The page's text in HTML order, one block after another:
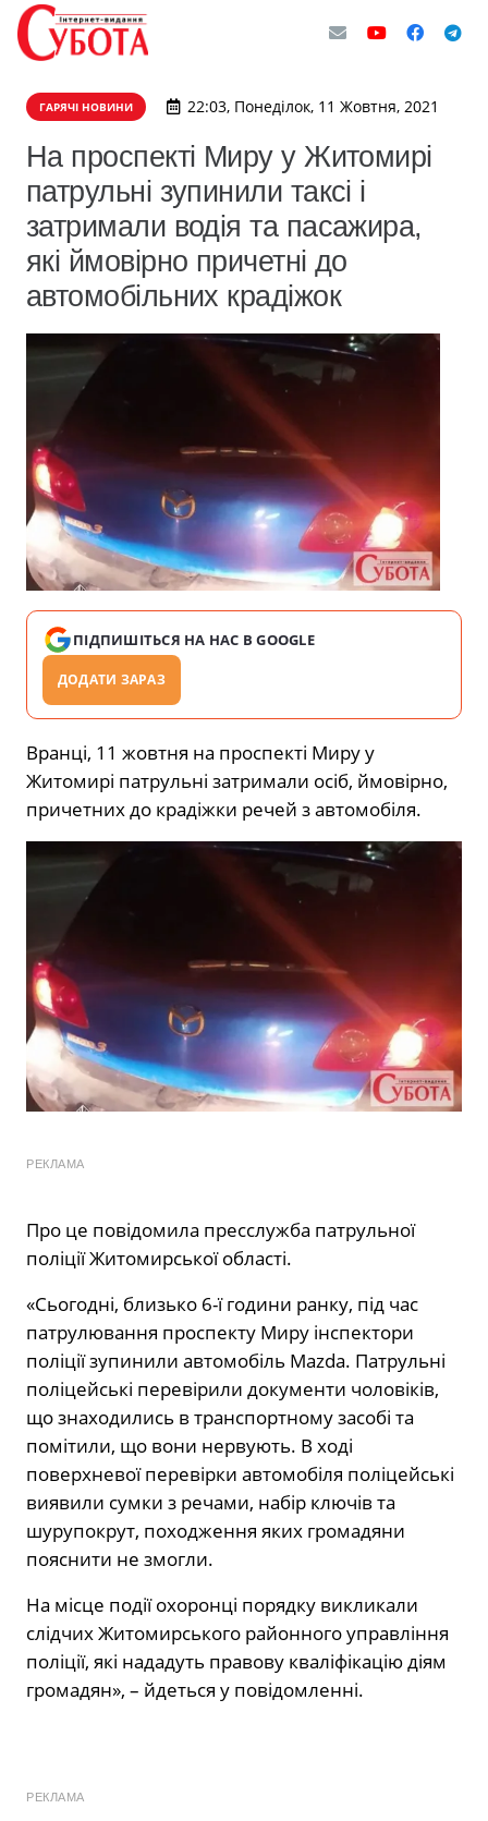
ГАРЯЧІ НОВИНИ 22:03, Понеділок, 11 Жовтня, 2021
На проспекті Миру у Житомирі
патрульні зупинили таксі і
затримали водія та пасажира,
які ймовірно причетні до
автомобільних крадіжок
ПІДПИШІТЬСЯ НА НАС В GOOGLE
ДОДАТИ ЗАРАЗ
Вранці, 11 жовтня на проспекті Миру у
Житомирі патрульні затримали осіб, ймовірно,
причетних до крадіжки речей з автомобіля.
РЕКЛАМА
Про це повідомила пресслужба патрульної
поліції Житомирської області.
«Сьогодні, близько 6-ї години ранку, під час
патрулювання проспекту Миру інспектори
поліції зупинили автомобіль Mazda. Патрульні
поліцейські перевірили документи чоловіків,
що знаходились в транспортному засобі та
помітили, що вони нервують. В ході
поверхневої перевірки автомобіля поліцейські
виявили сумки з речами, набір ключів та
шурупокрут, походження яких громадяни
пояснити не змогли.
На місце події охоронці порядку викликали
слідчих Житомирського районного управління
поліції, які нададуть правову кваліфікацію діям
громадян», – йдеться у повідомленні.
РЕКЛАМА